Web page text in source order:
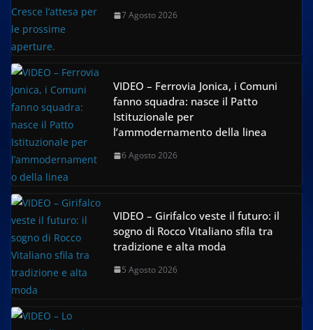
7 Agosto 2026
VIDEO – Ferrovia Jonica, i Comuni
fanno squadra: nasce il Patto
Istituzionale per
l’ammodernamento della linea
6 Agosto 2026
VIDEO – Girifalco veste il futuro: il
sogno di Rocco Vitaliano sfila tra
tradizione e alta moda
5 Agosto 2026